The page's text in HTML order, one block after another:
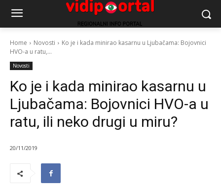
Home Novosti
Ko je i kada minirao kasarnu u Ljubačama: Bojovnici
HVO-a u ratu,...
Novosti
Ko je i kada minirao kasarnu u
Ljubačama: Bojovnici HVO-a u
ratu, ili neko drugi u miru?
20/11/2019